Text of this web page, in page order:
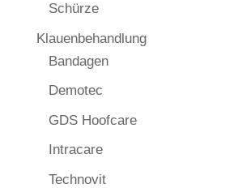
Schürze
Klauenbehandlung
Bandagen
Demotec
GDS Hoofcare
Intracare
Technovit